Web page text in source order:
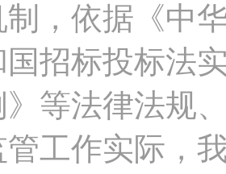
， 依据《中
国招标投标法
》等法律法规
管工作实际，